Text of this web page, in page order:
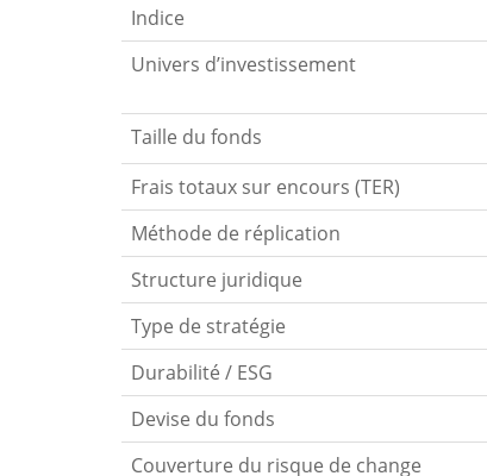
Indice
Univers d’investissement
Taille du fonds
Frais totaux sur encours (TER)
Méthode de réplication
Structure juridique
Type de stratégie
Durabilité / ESG
Devise du fonds
Couverture du risque de change